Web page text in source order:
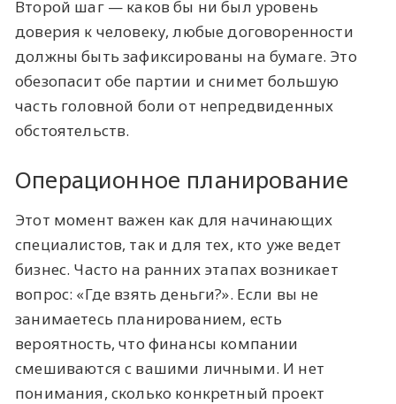
Второй шаг — каков бы ни был уровень
доверия к человеку, любые договоренности
должны быть зафиксированы на бумаге. Это
обезопасит обе партии и снимет большую
часть головной боли от непредвиденных
обстоятельств.
Операционное планирование
Этот момент важен как для начинающих
специалистов, так и для тех, кто уже ведет
бизнес. Часто на ранних этапах возникает
вопрос: «Где взять деньги?». Если вы не
занимаетесь планированием, есть
вероятность, что финансы компании
смешиваются с вашими личными. И нет
понимания, сколько конкретный проект